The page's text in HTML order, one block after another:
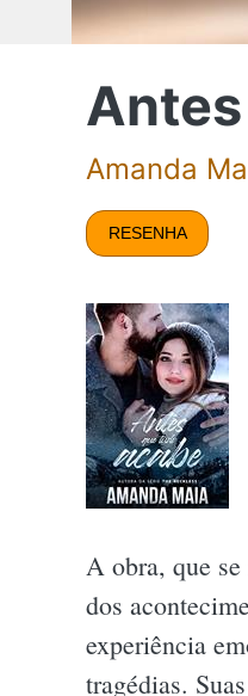
Amanda
RESENHA
A obra, que
dos
experiência
tragédias.